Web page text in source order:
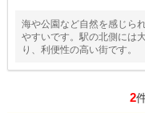
海や公園など自然を感じら
やすいです。駅の北側には
り、利便性の高い街です。
2